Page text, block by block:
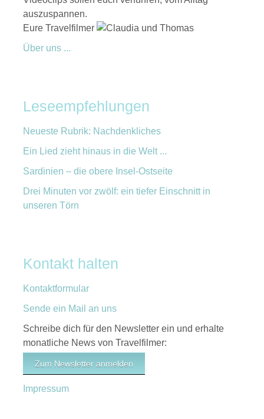
auszuspannen.
Eure Travelfilmer
Über uns ...
Leseempfehlungen
Neueste Rubrik: Nachdenkliches
Ein Lied zieht hinaus in die Welt ...
Sardinien – die obere Insel-Ostseite
Drei Minuten vor zwölf: ein tiefer Einschnitt in
unseren Törn
Kontakt halten
Kontaktformular
Sende ein Mail an uns
Schreibe dich für den Newsletter ein und erhalte
monatliche News von Travelfilmer:
Zum Newsletter anmelden
Impressum